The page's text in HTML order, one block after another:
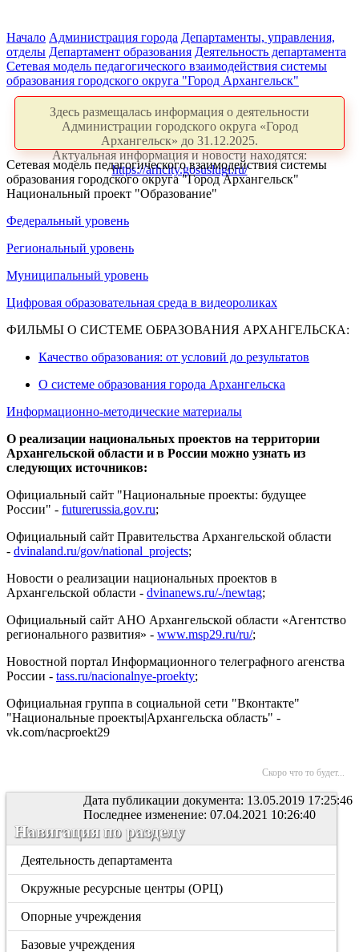
Начало Администрация города Департаменты, управления,
отделы Департамент образования Деятельность департамента
Сетевая модель педагогического взаимодействия системы
образования городского округа "Город Архангельск"
Здесь размещалась информация о деятельности
Администрации городского округа «Город
Архангельск» до 31.12.2025.
Актуальная информация и новости находятся:
https://arhcity.gosuslugi.ru/
Сетевая модель педагогического взаимодействия системы
образования городского округа "Город Архангельск"
Национальный проект "Образование"
Федеральный уровень
Региональный уровень
Муниципальный уровень
Цифровая образовательная среда в видеороликах
ФИЛЬМЫ О СИСТЕМЕ ОБРАЗОВАНИЯ АРХАНГЕЛЬСКА:
Качество образования: от условий до результатов
О системе образования города Архангельска
Информационно-методические материалы
О реализации национальных проектов на территории
Архангельской области и в России можно узнать из
следующих источников:
Официальный сайт "Национальные проекты: будущее
России" - futurerussia.gov.ru;
Официальный сайт Правительства Архангельской области
- dvinaland.ru/gov/national_projects;
Новости о реализации национальных проектов в
Архангельской области - dvinanews.ru/-/newtag;
Официальный сайт АНО Архангельской области «Агентство
регионального развития» - www.msp29.ru/ru/;
Новостной портал Информационного телеграфного агенства
России - tass.ru/nacionalnye-proekty;
Официальная группа в социальной сети "Вконтакте"
"Национальные проекты|Архангельска область" -
vk.com/nacproekt29
Скоро что то будет...
Дата публикации документа: 13.05.2019 17:25:46
Последнее изменение: 07.04.2021 10:26:40
Навигация по разделу
Деятельность департамента
Окружные ресурсные центры (ОРЦ)
Опорные учреждения
Базовые учреждения